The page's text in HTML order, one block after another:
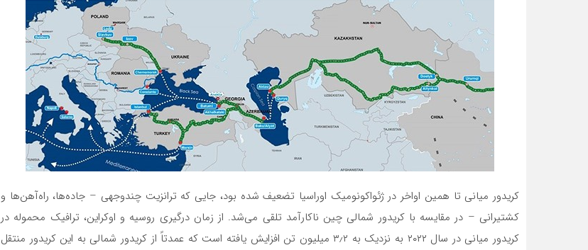
کریدور میانی تا همین اواخر در ژئواکونومیک اوراسیا تضعیف شده بود، جایی که ترانزیت چندوجهی – جاده‌ها، راه‌آهن‌ها و
کشتیرانی – در مقایسه با کریدور شمالی چین ناکارآمد تلقی می‌شد. از زمان درگیری روسیه و اوکراین، ترافیک محموله در
کریدور میانی در سال ۲۰۲۲ به نزدیک به ۳٫۲ میلیون تن افزایش یافته است که عمدتاً از کریدور شمالی به این کریدور منتقل